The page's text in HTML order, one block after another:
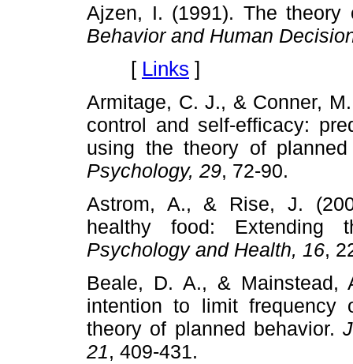
Ajzen, I. (1991). The
Behavior and Human
[ Links ]
Armitage, C. J., & Conner,
control and self-efficacy:
using the theory of
Psychology, 29, 72-90.
Astrom, A., & Rise, J.
healthy food: Extending
Psychology and Health, 16,
Beale, D. A., & Mainstead,
intention to limit frequency
theory of planned behavior.
21, 409-431.